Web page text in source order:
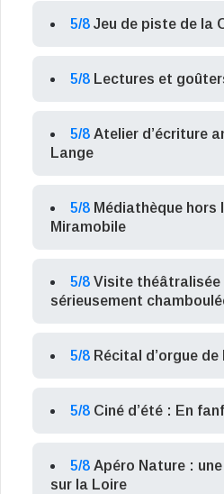
5/8 Jeu de piste de la
5/8 Lectures et
5/8 Atelier d’écriture
Lange
5/8 Médiathèque hors
Miramobile
5/8 Visite théâtralisée
sérieusement
5/8 Récital d’orgue
5/8 Ciné d’été : En
5/8 Apéro Nature :
sur la Loire